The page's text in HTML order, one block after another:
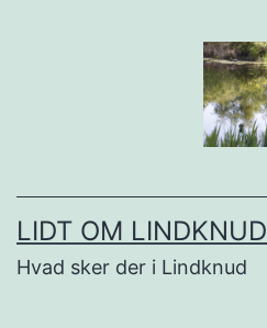
LIDT OM LINDKNUD
Hvad sker der i Lindknud